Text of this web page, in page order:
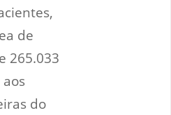
de
265.033
do